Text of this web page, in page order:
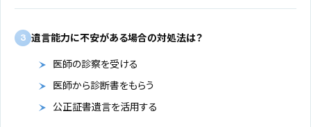
3 遺言能力に不安がある場合の対処法は？
医師の診察を受ける
医師から診断書をもらう
公正証書遺言を活用する